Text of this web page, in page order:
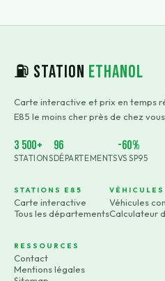
⛽ Station Ethanol
Carte interactive et prix en temps
E85 le moins cher près de chez vous.
3 500+
STATIONS
96
DÉPARTEMENTS
-60%
VS SP95
STATIONS E85
Carte interactive
Tous les départements
Véhicules
Calculateur
RESSOURCES
Contact
Mentions légales